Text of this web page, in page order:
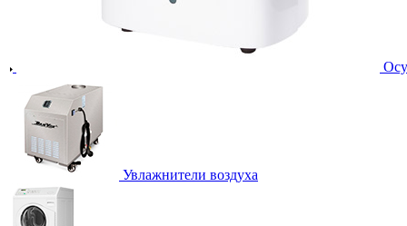
Увлажнители воздуха